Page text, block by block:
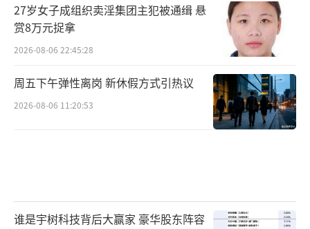
27岁女子成组织卖淫集团主犯被通缉 悬
赏8万元捉拿
2026-08-06 22:45:28
周五下午弹性离岗 新休假方式引热议
2026-08-06 11:20:53
谁是宇树科技背后大赢家 豪华股东阵容